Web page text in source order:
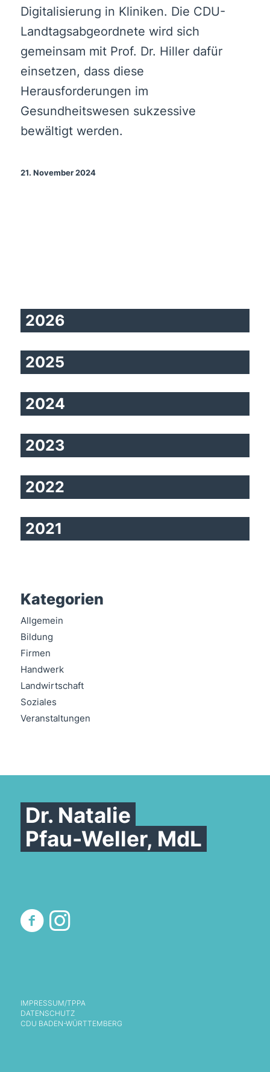
Digitalisierung in Kliniken. Die CDU-
Landtagsabgeordnete wird sich
gemeinsam mit Prof. Dr. Hiller dafür
einsetzen, dass diese
Herausforderungen im
Gesundheitswesen sukzessive
bewältigt werden.
21. November 2024
2026
2025
2024
2023
2022
2021
Kategorien
Allgemein
Bildung
Firmen
Handwerk
Landwirtschaft
Soziales
Veranstaltungen
Dr. Natalie
Pfau-Weller, MdL
IMPRESSUM/TPPA
DATENSCHUTZ
CDU BADEN-WÜRTTEMBERG